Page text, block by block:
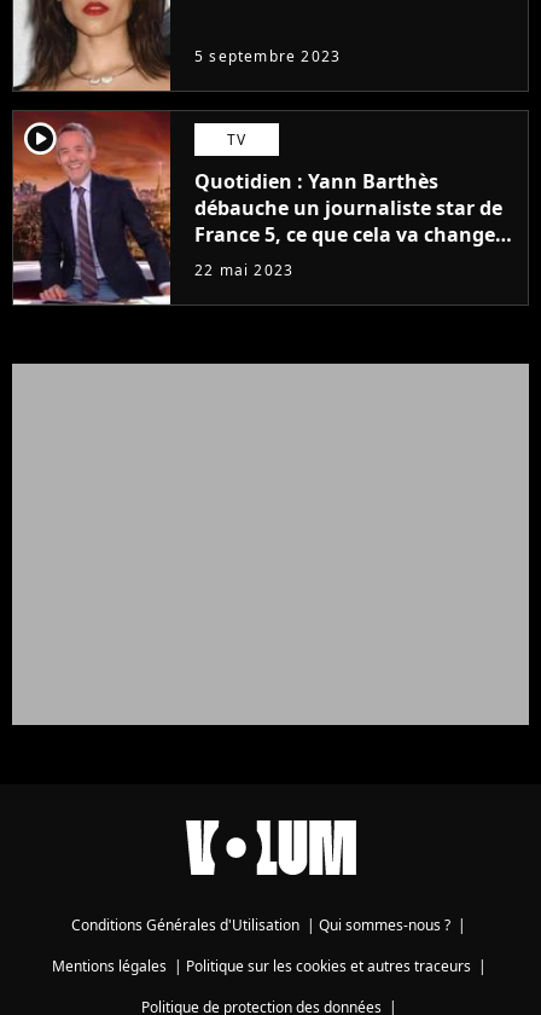
5 septembre 2023
player2 TV
Quotidien : Yann Barthès
débauche un journaliste star de
France 5, ce que cela va changer
à la rentrée
22 mai 2023
Conditions Générales d'Utilisation | Qui sommes-nous ? |
Mentions légales| Politique sur les cookies et autres traceurs|
Politique de protection des données|